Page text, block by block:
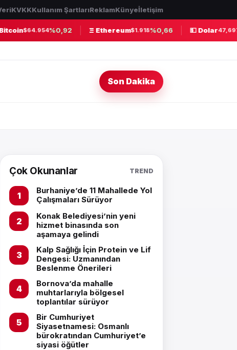
KVKKKullanım ŞartlarıReklamKünyeİletişim
$64.954%0,92 Ξ Ethereum$1.918%0,66 💵 Dolar47,6971
Son Dakika
Çok Okunanlar TREND
Burhaniye’de 11 Mahallede Yol
Çalışmaları Sürüyor
Konak Belediyesi’nin yeni
hizmet binasında son
aşamaya gelindi
Kalp Sağlığı İçin Protein ve Lif
Dengesi: Uzmanından
Beslenme Önerileri
Bornova’da mahalle
muhtarlarıyla bölgesel
toplantılar sürüyor
Bir Cumhuriyet
Siyasetnamesi: Osmanlı
bürokratından Cumhuriyet’e
siyasi öğütler